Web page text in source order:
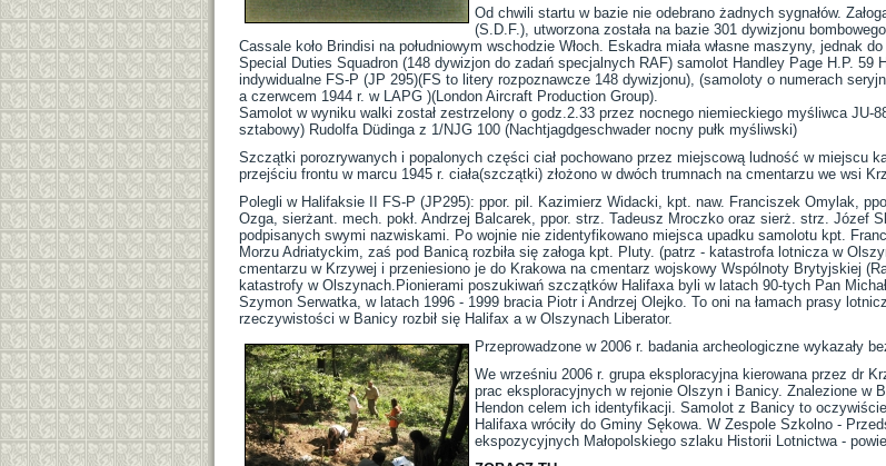
Od chwili startu w bazie nie odebrano żadnych sygnałów.
(S.D.F.), utworzona została na bazie 301 dywizjonu
Cassale koło Brindisi na południowym wschodzie Włoch. Eskadra miała własne maszyny, jednak
Special Duties Squadron (148 dywizjon do zadań specjalnych RAF) samolot Handley Page H.P. 59
indywidualne FS-P (JP 295)(FS to litery rozpoznawcze 148 dywizjonu), (samoloty o numerach
a czerwcem 1944 r. w LAPG )(London Aircraft Production Group).
Samolot w wyniku walki został zestrzelony o godz.2.33 przez nocnego niemieckiego myśliwca JU-
sztabowy) Rudolfa Düdinga z 1/NJG 100 (Nachtjagdgeschwader nocny pułk myśliwski)
Szczątki porozrywanych i popalonych części ciał pochowano przez miejscową ludność w miejscu
przejściu frontu w marcu 1945 r. ciała(szczątki) złożono w dwóch trumnach na cmentarzu we wsi
Polegli w Halifaksie II FS-P (JP295): ppor. pil. Kazimierz Widacki, kpt. naw. Franciszek Omylak,
Ozga, sierżant. mech. pokł. Andrzej Balcarek, ppor. strz. Tadeusz Mroczko oraz sierż. strz. Józef
podpisanych swymi nazwiskami. Po wojnie nie zidentyfikowano miejsca upadku samolotu kpt.
Morzu Adriatyckim, zaś pod Banicą rozbiła się załoga kpt. Pluty. (patrz - katastrofa lotnicza w
cmentarzu w Krzywej i przeniesiono je do Krakowa na cmentarz wojskowy Wspólnoty Brytyjskiej
katastrofy w Olszynach.Pionierami poszukiwań szczątków Halifaxa byli w latach 90-tych Pan
Szymon Serwatka, w latach 1996 - 1999 bracia Piotr i Andrzej Olejko. To oni na łamach prasy
rzeczywistości w Banicy rozbił się Halifax a w Olszynach Liberator.
Przeprowadzone w 2006 r. badania archeologiczne wykazały
We wrześniu 2006 r. grupa eksploracyjna kierowana przez dr
prac eksploracyjnych w rejonie Olszyn i Banicy. Znalezione w
Hendon celem ich identyfikacji. Samolot z Banicy to
Halifaxa wróciły do Gminy Sękowa. W Zespole Szkolno -
ekspozycyjnych Małopolskiego szlaku Historii Lotnictwa -